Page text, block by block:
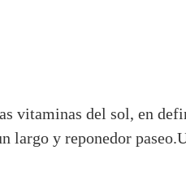
vitaminas del sol, en
largo y reponedor